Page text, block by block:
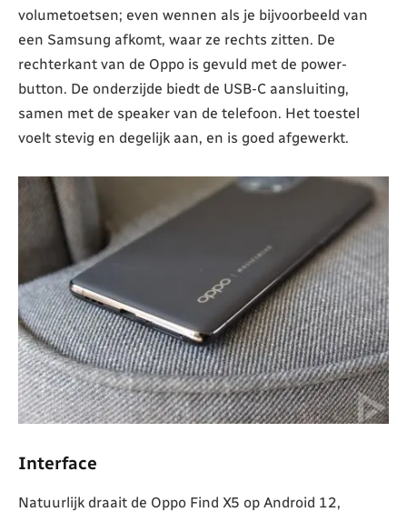
volumetoetsen; even wennen als je bijvoorbeeld van
een Samsung afkomt, waar ze rechts zitten. De
rechterkant van de Oppo is gevuld met de power-
button. De onderzijde biedt de USB-C aansluiting,
samen met de speaker van de telefoon. Het toestel
voelt stevig en degelijk aan, en is goed afgewerkt.
Interface
Natuurlijk draait de Oppo Find X5 op Android 12,